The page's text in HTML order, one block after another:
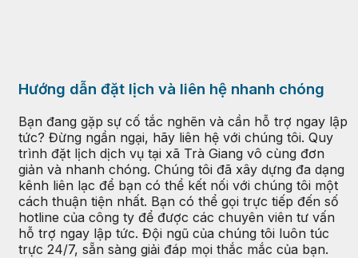
Hướng dẫn đặt lịch và liên hệ nhanh chóng
Bạn đang gặp sự cố tắc nghẽn và cần hỗ trợ ngay lập
tức? Đừng ngần ngại, hãy liên hệ với chúng tôi. Quy
trình đặt lịch dịch vụ tại xã Trà Giang vô cùng đơn
giản và nhanh chóng. Chúng tôi đã xây dựng đa dạng
kênh liên lạc để bạn có thể kết nối với chúng tôi một
cách thuận tiện nhất. Bạn có thể gọi trực tiếp đến số
hotline của công ty để được các chuyên viên tư vấn
hỗ trợ ngay lập tức. Đội ngũ của chúng tôi luôn túc
trực 24/7, sẵn sàng giải đáp mọi thắc mắc của bạn.